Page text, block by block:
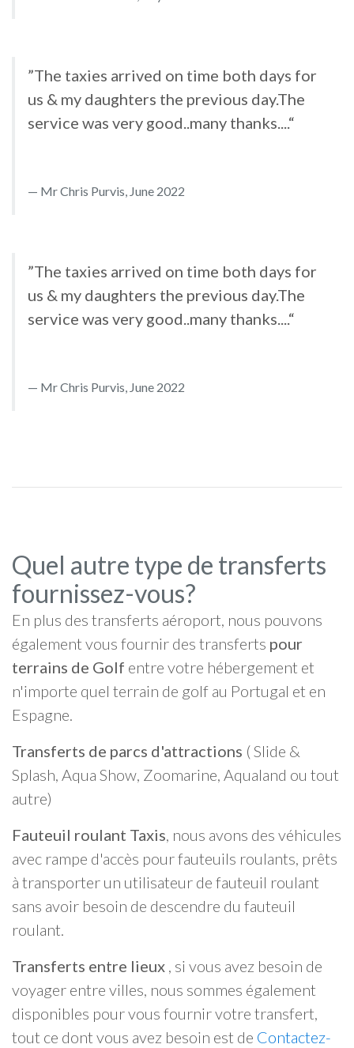
”The taxies arrived on time both days for
us & my daughters the previous day.The
service was very good..many thanks....“
Mr Chris Purvis, June 2022
”The taxies arrived on time both days for
us & my daughters the previous day.The
service was very good..many thanks....“
Mr Chris Purvis, June 2022
Quel autre type de transferts
fournissez-vous?
En plus des transferts aéroport, nous pouvons
également vous fournir des transferts pour
terrains de Golf entre votre hébergement et
n'importe quel terrain de golf au Portugal et en
Espagne.
Transferts de parcs d'attractions ( Slide &
Splash, Aqua Show, Zoomarine, Aqualand ou tout
autre)
Fauteuil roulant Taxis, nous avons des véhicules
avec rampe d'accès pour fauteuils roulants, prêts
à transporter un utilisateur de fauteuil roulant
sans avoir besoin de descendre du fauteuil
roulant.
Transferts entre lieux , si vous avez besoin de
voyager entre villes, nous sommes également
disponibles pour vous fournir votre transfert,
tout ce dont vous avez besoin est de Contactez-